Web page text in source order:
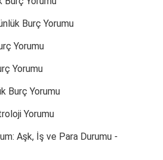
Burç Yorumu
Yorumu
Yorumu
Burç Yorumu
Yorumu
Aşk, İş ve Para Durumu -